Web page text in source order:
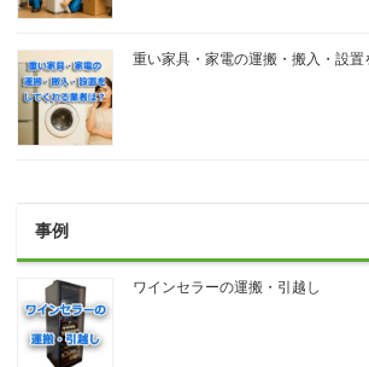
重い家具・家電の運搬・搬入・設置
事例
ワインセラーの運搬・引越し